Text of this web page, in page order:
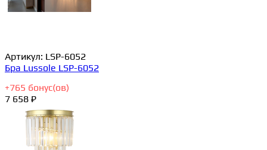
Артикул: LSP-6052
Бра Lussole LSP-6052
+765 бонус(ов)
7 658 ₽